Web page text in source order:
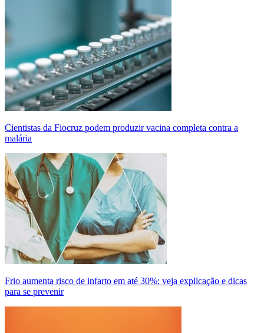
Cientistas da Fiocruz podem produzir vacina completa contra a
malária
Frio aumenta risco de infarto em até 30%: veja explicação e dicas
para se prevenir